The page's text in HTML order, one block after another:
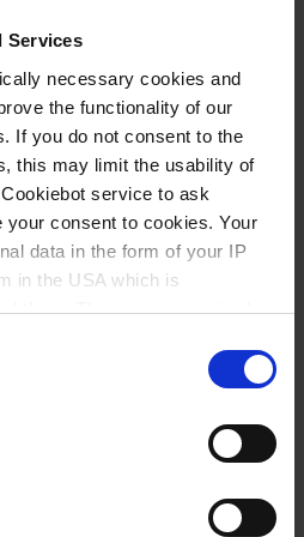
Services
necessary cookies and
the functionality of our
If you do not consent to the
this may limit the usability of
service to ask
consent to cookies. Your
data in the form of your IP
in the USA which is
there. Then an anonymized
for future page visits. The
not correspond to EU
excluded that US authorities
and the use of your
1 pièce
11,00 €
ACHETER
Support mural (pour 1
Transferpette® pro,